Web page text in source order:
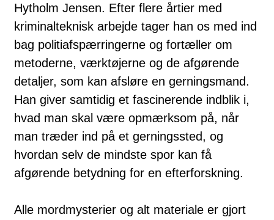
Hytholm Jensen. Efter flere årtier med
kriminalteknisk arbejde tager han os med ind
bag politiafspærringerne og fortæller om
metoderne, værktøjerne og de afgørende
detaljer, som kan afsløre en gerningsmand.
Han giver samtidig et fascinerende indblik i,
hvad man skal være opmærksom på, når
man træder ind på et gerningssted, og
hvordan selv de mindste spor kan få
afgørende betydning for en efterforskning.
Alle mordmysterier og alt materiale er gjort